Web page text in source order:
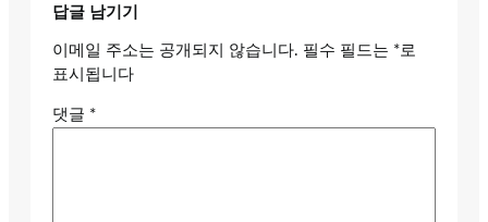
답글 남기기
이메일 주소는 공개되지 않습니다. 필수 필드는 *로
표시됩니다
댓글 *